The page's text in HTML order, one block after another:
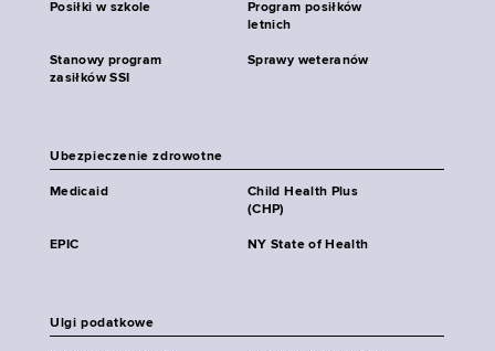
Posiłki w szkole
Program posiłków
letnich
Stanowy program
zasiłków SSI
Sprawy weteranów
Ubezpieczenie zdrowotne
Medicaid
Child Health Plus
(CHP)
EPIC NY State of Health
Ulgi podatkowe